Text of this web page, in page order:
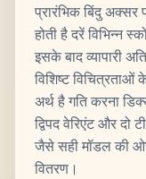
प्रारंभिक बिंदु अक्सर
होती है दरें विभिन्न
इसके बाद व्यापारी
विशिष्ट
अर्थ है गति करना
द्विपद वेरिएंट और
जैसे सही मॉडल की
वितरण।